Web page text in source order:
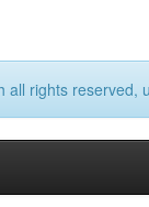
rights reserved,